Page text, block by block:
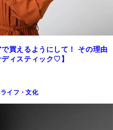
買えるようにして！ その理由
ィスティック♡】
ライフ・文化